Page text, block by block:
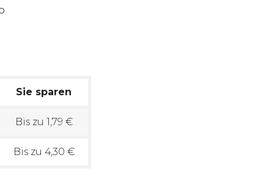
Sie sparen
Bis zu 1,79 €
Bis zu 4,30 €